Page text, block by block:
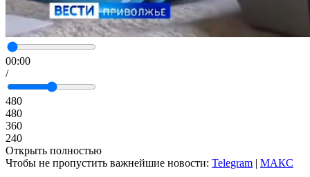
00:00
/
480
480
360
240
Открыть полностью
Чтобы не пропустить важнейшие новости: Telegram | MAКС